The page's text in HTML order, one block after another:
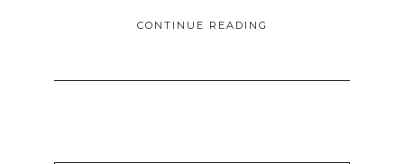
CONTINUE READING